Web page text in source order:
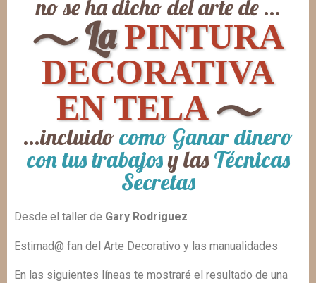
no se ha dicho del arte de ...
𝀈 LaPINTURA
DECORATIVA
EN TELA𝀈
...incluidocomo Ganar dinero
con tus trabajosy las Técnicas
Secretas
Desde el taller de Gary Rodriguez
Estimad@ fan del Arte Decorativo y las manualidades
En las siguientes líneas te mostraré el resultado de una